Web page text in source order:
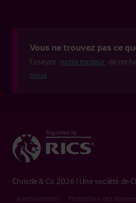
Vous ne trouvez pas ce
Essayez notre moteur de
nous
Christie & Co 2026 | Une société de
Avertissement Protection des